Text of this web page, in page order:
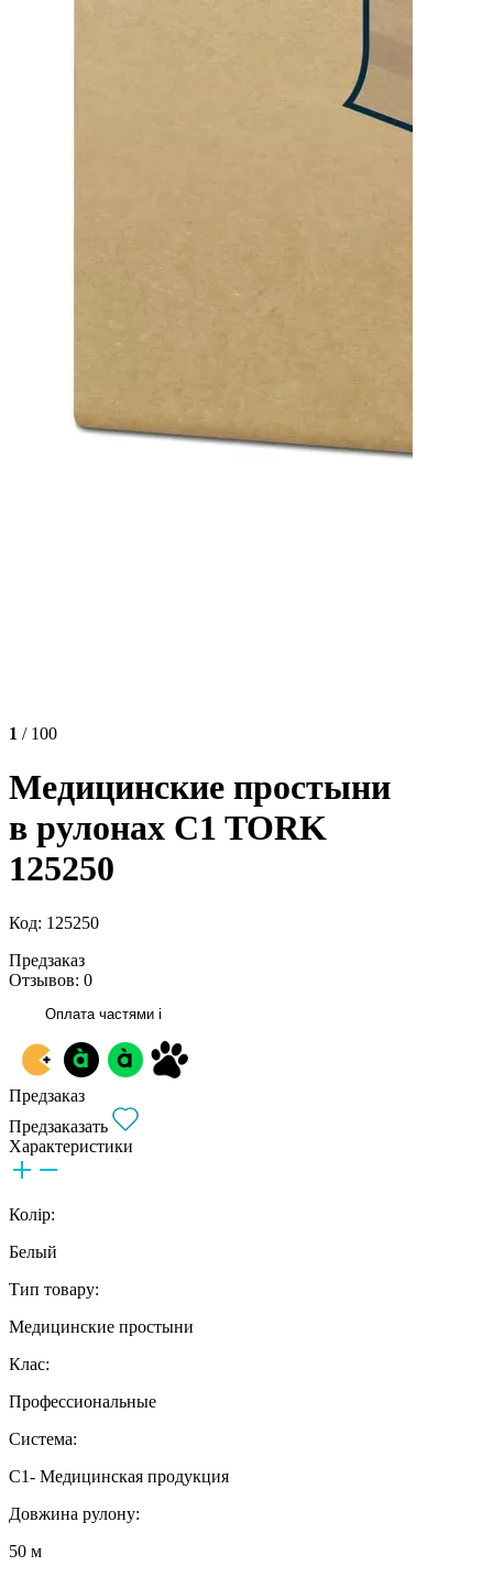
1 / 100
Медицинские простыни
в рулонах C1 TORK
125250
Код: 125250
Предзаказ
Отзывов: 0
Оплата частями i
Предзаказ
Предзаказать
Характеристики
Колір:
Белый
Тип товару:
Медицинские простыни
Клас:
Профессиональные
Система:
С1- Медицинская продукция
Довжина рулону:
50 м